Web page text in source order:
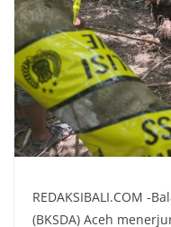
REDAKSIBALI.COM -
(BKSDA) Aceh